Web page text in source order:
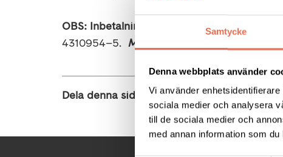
Samtycke
Denna webbplats använder
Vi använder
sociala medier och analysera
till de sociala medier och
med annan information som
OBS: Inbetalningen skall göras i samband
4310954–5. Märk betalningen med ”ditt
Dela denna sida: